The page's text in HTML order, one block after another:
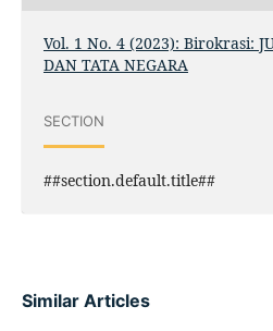
Vol. 1 No. 4 (2023): Birokrasi:
DAN TATA NEGARA
SECTION
##section.default.title##
Similar Articles